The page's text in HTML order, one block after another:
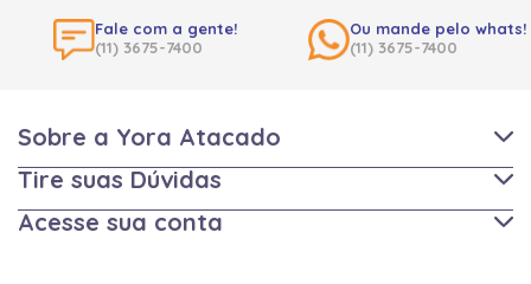
Fale com a gente!
(11) 3675-7400
Ou mande pelo whats!
(11) 3675-7400
Sobre a Yora Atacado
Tire suas Dúvidas
Acesse sua conta